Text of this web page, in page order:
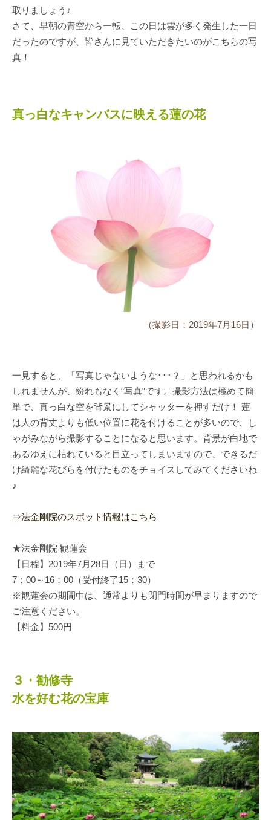
取りましょう♪
さて、早朝の青空から一転、この日は雲が多く発生した一日
だったのですが、皆さんに見ていただきたいのがこちらの写
真！
真っ白なキャンバスに映える蓮の花
（撮影日：2019年7月16日）
一見すると、「写真じゃないような･･･？」と思われるかも
しれませんが、紛れもなく“写真”です。撮影方法は極めて簡
単で、真っ白な空を背景にしてシャッターを押すだけ！ 蓮
は人の背丈よりも低い位置に花を付けることが多いので、し
ゃがみながら撮影することになると思います。背景が白地で
あるゆえに枯れていると目立ってしまいますので、できるだ
け綺麗な花びらを付けたものをチョイスしてみてくださいね
♪
⇒法金剛院のスポット情報はこちら
★法金剛院 観蓮会
【日程】2019年7月28日（日）まで
7：00～16：00（受付終了15：30）
※観蓮会の期間中は、通常よりも閉門時間が早まりますので
ご注意ください。
【料金】500円
３・勧修寺
水を好む花の宝庫